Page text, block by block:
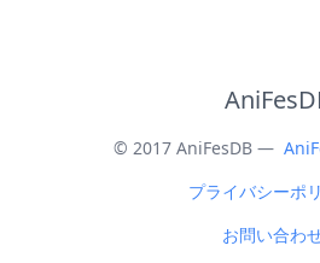
© 2017 AniFesDB —
プライバシーポ
お問い合わ